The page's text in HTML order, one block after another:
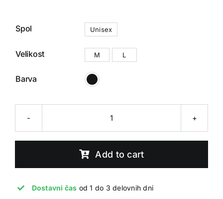
Spol Unisex
Velikost M L
Barva
Polar
Devil
T-
Add to cart
Dostavni čas od 1 do 3 delovnih dni